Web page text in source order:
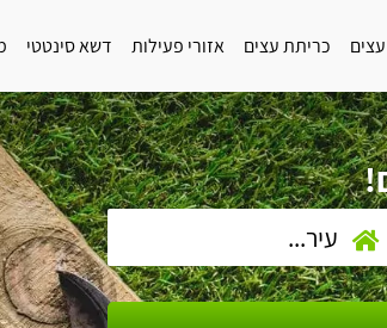
עצים כריתת עצים אזורי פעילות דשא סינטטי